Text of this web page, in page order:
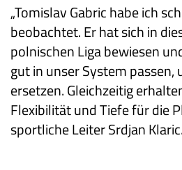
„Tomislav Gabric habe ich
beobachtet. Er hat sich in
polnischen Liga bewiesen
gut in unser System passen,
ersetzen. Gleichzeitig
Flexibilität und Tiefe für die
sportliche Leiter Srdjan Klaric.